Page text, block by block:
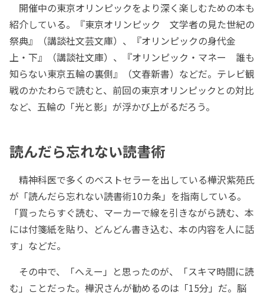
開催中の東京オリンピックをより深く楽しむための本も
紹介している。『東京オリンピック 文学者の見た世紀の
祭典』（講談社文芸文庫）、『オリンピックの身代金
上・下』（講談社文庫）、『オリンピック・マネー 誰も
知らない東京五輪の裏側』（文春新書）などだ。テレビ観
戦のかたわらで読むと、前回の東京オリンピックとの対比
など、五輪の「光と影」が浮かび上がるだろう。
読んだら忘れない読書術
精神科医で多くのベストセラーを出している樺沢紫苑氏
が「読んだら忘れない読書術10カ条」を指南している。
「買ったらすぐ読む、マーカーで線を引きながら読む、本
には付箋紙を貼り、どんどん書き込む、本の内容を人に話
す」などだ。
その中で、「へえー」と思ったのが、「スキマ時間に読
む」ことだった。樺沢さんが勧めるのは「15分」だ。脳